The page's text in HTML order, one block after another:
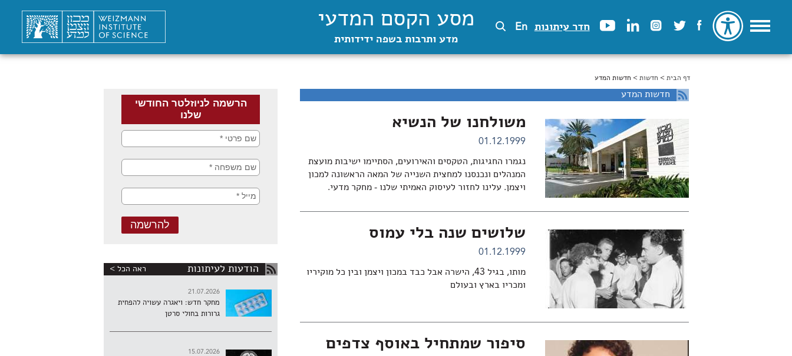
חדר עיתונות En מסע הקסם המדעי
מדע ותרבות בשפה ידידותית
הינך נמצא כאן
דף הבית > חדשות > חדשות המדע
חדשות המדע
משולחנו של הנשיא
01.12.1999
נגמרו החגיגות, הטקסים והאירועים, הסתיימו ישיבות מועצת
המנהלים ונכנסנו למחצית השנייה של המאה הראשונה למכון
ויצמן. עלינו לחזור לעיסוק האמיתי שלנו - מחקר מדעי.
שלושים שנה בלי עמוס
01.12.1999
מותו, בגיל 43, הישרה אבל כבד במכון ויצמן ובין כל מוקיריו
ומכריו בארץ ובעולם
סיפור שמתחיל באוסף צדפים
הודעות לעיתונות ראה הכל >
21.07.2026
מחקר חדש: ויאגרה עשויה להפחית
גרורות בחולי סרטן
15.07.2026